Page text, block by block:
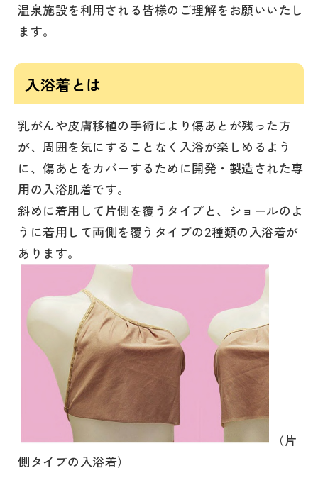
温泉施設を利用される皆様のご理解をお願いいたし
ます。
入浴着とは
乳がんや皮膚移植の手術により傷あとが残った方
が、周囲を気にすることなく入浴が楽しめるよう
に、傷あとをカバーするために開発・製造された専
用の入浴肌着です。
斜めに着用して片側を覆うタイプと、ショールのよ
うに着用して両側を覆うタイプの2種類の入浴着が
あります。
（片
側タイプの入浴着）